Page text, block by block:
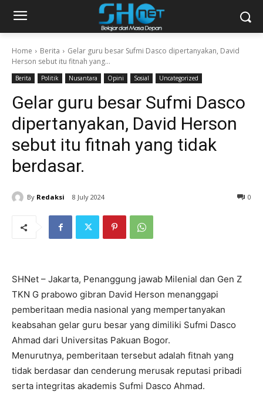
Home Berita
Gelar guru besar Sufmi Dasco dipertanyakan, David
Herson sebut itu fitnah yang...
Berita Politik Nusantara Opini Sosial Uncategorized
Gelar guru besar Sufmi Dasco
dipertanyakan, David Herson
sebut itu fitnah yang tidak
berdasar.
By Redaksi 8 July 2024 0
SHNet – Jakarta, Penanggung jawab Milenial dan Gen Z
TKN G prabowo gibran David Herson menanggapi
pemberitaan media nasional yang mempertanyakan
keabsahan gelar guru besar yang dimiliki Sufmi Dasco
Ahmad dari Universitas Pakuan Bogor.
Menurutnya, pemberitaan tersebut adalah fitnah yang
tidak berdasar dan cenderung merusak reputasi pribadi
serta integritas akademis Sufmi Dasco Ahmad.